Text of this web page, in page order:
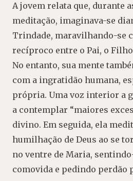
A jovem relata que, durante
meditação, imaginava-se
Trindade, maravilhando-se
recíproco entre o Pai, o
No entanto, sua mente
com a ingratidão humana,
própria. Uma voz interior a
a contemplar “maiores
divino. Em seguida, ela
humilhação de Deus ao se
no ventre de Maria,
comovida e pedindo perdão